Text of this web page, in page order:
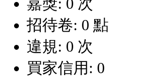
嘉獎: 0 次
招待卷: 0 點
違規: 0 次
買家信用: 0